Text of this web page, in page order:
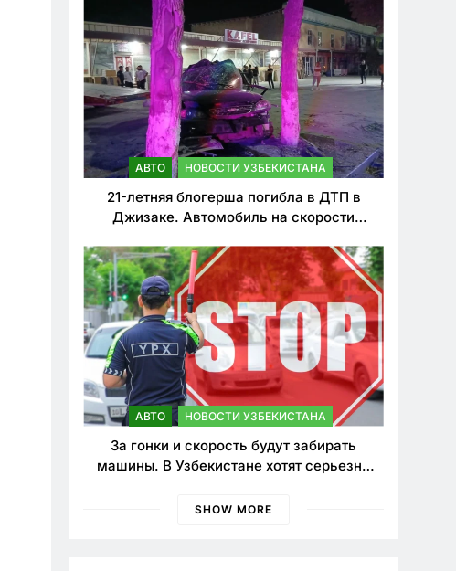
нарушителей ПДД
АВТО НОВОСТИ УЗБЕКИСТАНА
21-летняя блогерша погибла в ДТП в
Джизаке. Автомобиль на скорости
АВТО НОВОСТИ УЗБЕКИСТАНА
За гонки и скорость будут забирать
машины. В Узбекистане хотят серьезно
SHOW MORE